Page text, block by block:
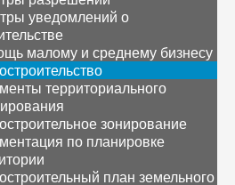
уведомлений о
малому и среднему бизнесу
территориального
зонирование
по планировке
план земельного